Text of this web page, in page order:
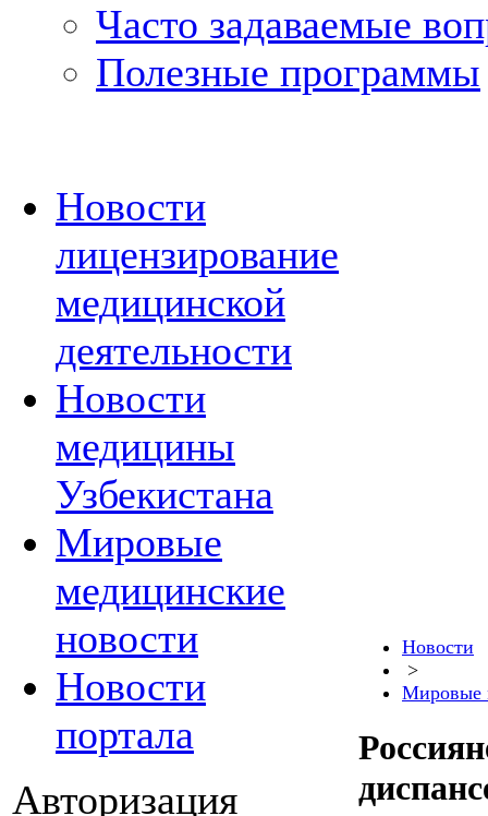
Часто задаваемые
Полезные программы
Новости
лицензирование
медицинской
деятельности
Новости
медицины
Узбекистана
Мировые
медицинские
новости
Новости
портала
Авторизация
Новости
>
Мировые